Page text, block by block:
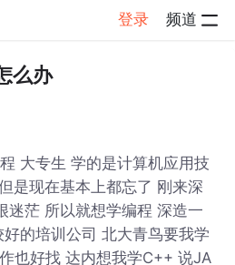
登录 频道
子详情
么办
大专生 学的是计算机应用技
是现在基本上都忘了 刚来深
迷茫 所以就想学编程 深造一
的培训公司 北大青鸟要我学
也好找 达内想我学C++ 说JA